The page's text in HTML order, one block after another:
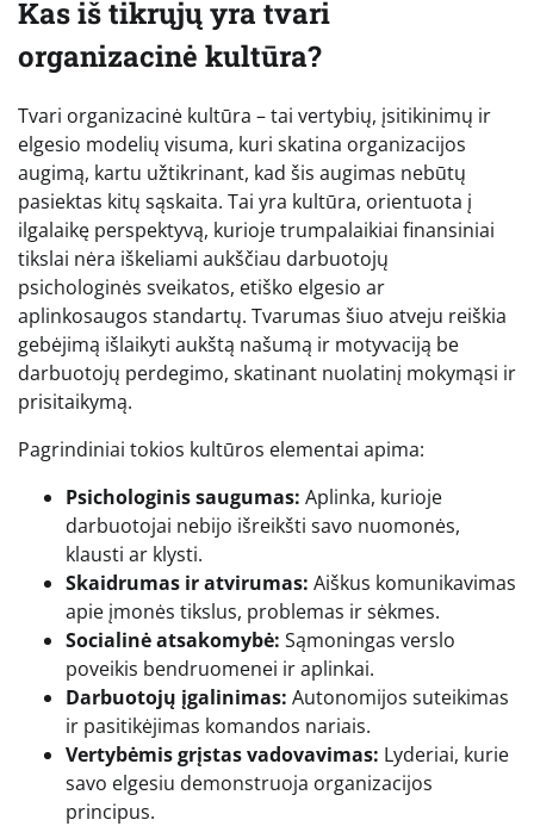
Kas iš tikrųjų yra tvari
organizacinė kultūra?
Tvari organizacinė kultūra – tai vertybių, įsitikinimų ir
elgesio modelių visuma, kuri skatina organizacijos
augimą, kartu užtikrinant, kad šis augimas nebūtų
pasiektas kitų sąskaita. Tai yra kultūra, orientuota į
ilgalaikę perspektyvą, kurioje trumpalaikiai finansiniai
tikslai nėra iškeliami aukščiau darbuotojų
psichologinės sveikatos, etiško elgesio ar
aplinkosaugos standartų. Tvarumas šiuo atveju reiškia
gebėjimą išlaikyti aukštą našumą ir motyvaciją be
darbuotojų perdegimo, skatinant nuolatinį mokymąsi ir
prisitaikymą.
Pagrindiniai tokios kultūros elementai apima:
Psichologinis saugumas: Aplinka, kurioje
darbuotojai nebijo išreikšti savo nuomonės,
klausti ar klysti.
Skaidrumas ir atvirumas: Aiškus komunikavimas
apie įmonės tikslus, problemas ir sėkmes.
Socialinė atsakomybė: Sąmoningas verslo
poveikis bendruomenei ir aplinkai.
Darbuotojų įgalinimas: Autonomijos suteikimas
ir pasitikėjimas komandos nariais.
Vertybėmis grįstas vadovavimas: Lyderiai, kurie
savo elgesiu demonstruoja organizacijos
principus.